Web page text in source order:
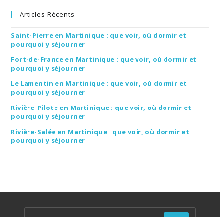
Articles Récents
Saint-Pierre en Martinique : que voir, où dormir et
pourquoi y séjourner
Fort-de-France en Martinique : que voir, où dormir et
pourquoi y séjourner
Le Lamentin en Martinique : que voir, où dormir et
pourquoi y séjourner
Rivière-Pilote en Martinique : que voir, où dormir et
pourquoi y séjourner
Rivière-Salée en Martinique : que voir, où dormir et
pourquoi y séjourner